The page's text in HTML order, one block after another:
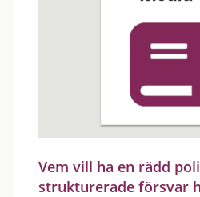
Vem vill ha en rädd
strukturerade försvar